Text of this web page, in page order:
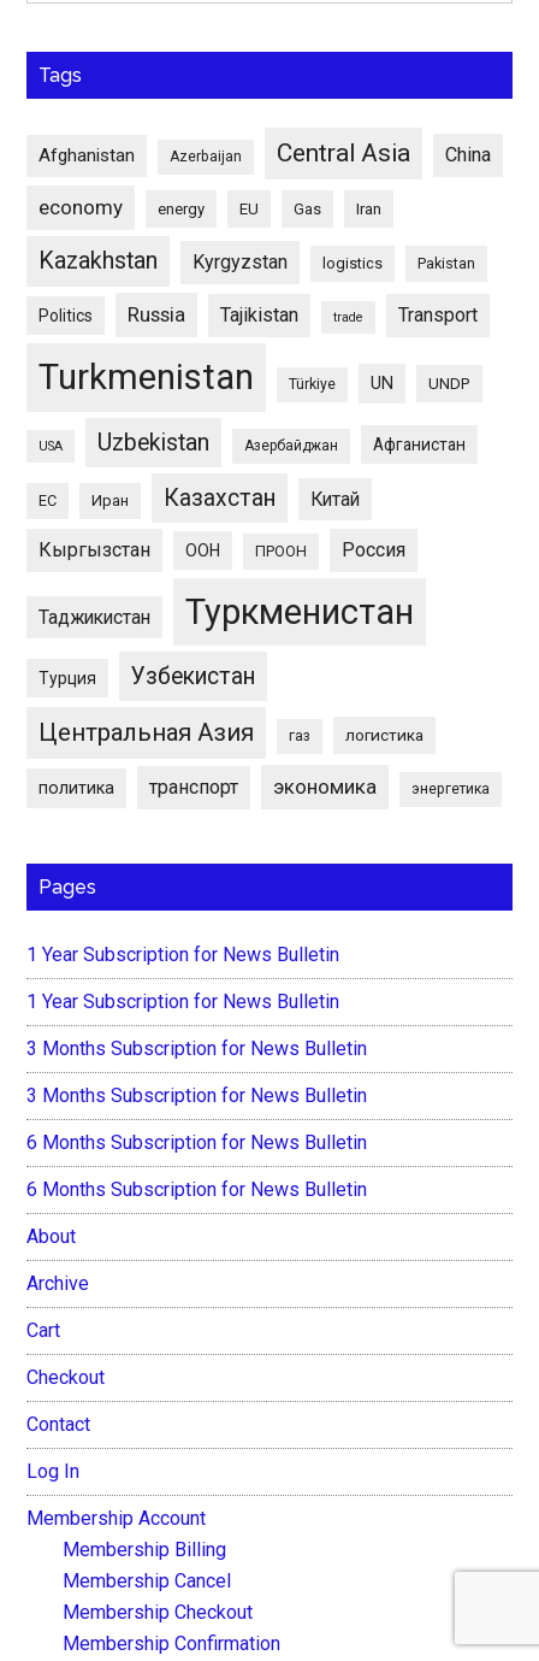
Tags
Afghanistan Azerbaijan Central Asia China
economy energy EU Gas Iran
Kazakhstan Kyrgyzstan logistics Pakistan
Politics Russia Tajikistan trade Transport
Turkmenistan Türkiye UN UNDP
USA Uzbekistan Азербайджан Афганистан
ЕС Иран Казахстан Китай
Кыргызстан ООН ПРООН Россия
Таджикистан Туркменистан
Турция Узбекистан
Центральная Азия газ логистика
политика транспорт экономика энергетика
Pages
1 Year Subscription for News Bulletin
1 Year Subscription for News Bulletin
3 Months Subscription for News Bulletin
3 Months Subscription for News Bulletin
6 Months Subscription for News Bulletin
6 Months Subscription for News Bulletin
About
Archive
Cart
Checkout
Contact
Log In
Membership Account
Membership Billing
Membership Cancel
Membership Checkout
Membership Confirmation